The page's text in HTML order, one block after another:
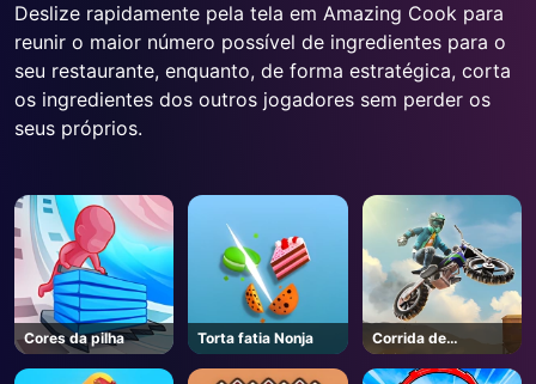
Deslize rapidamente pela tela em Amazing Cook para
reunir o maior número possível de ingredientes para o
seu restaurante, enquanto, de forma estratégica, corta
os ingredientes dos outros jogadores sem perder os
seus próprios.
Cores da pilha Torta fatia Nonja
Corrida de
bicicletas 3